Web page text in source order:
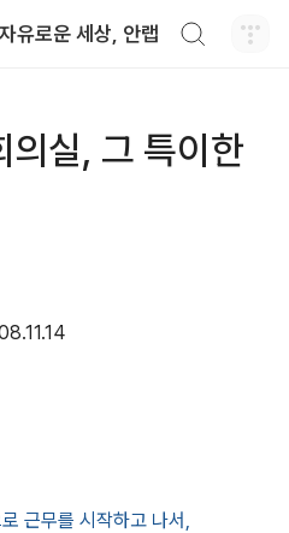
유로운 세상, 안랩
의실, 그 특이한
근무를 시작하고 나서,